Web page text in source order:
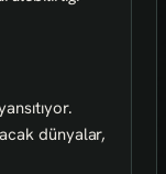
dünyalar,